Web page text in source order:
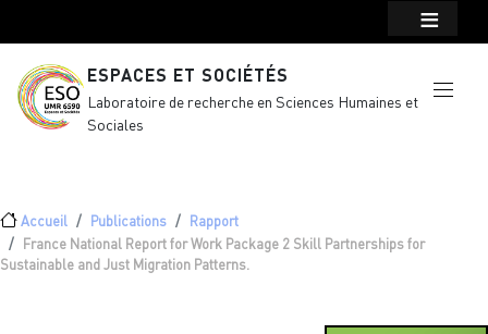
ESPACES ET SOCIÉTÉS
Laboratoire de recherche en Sciences Humaines et
Sociales
Fil d'Ariane
Accueil Publications
Rapport
France National Report for Work Package 2 Skill Partnerships for
Sustainable and Just Migration Patterns.